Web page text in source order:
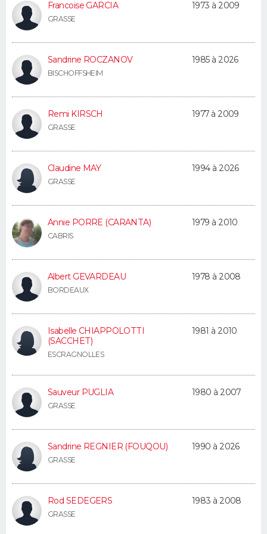
FORUM
Bricolage
Lifestyle
Culture
Sport
Auto
Television
Voyage
Cinema
Francoise GARCIA
GRASSE
1973 à 2009
Sandrine ROCZANOV
BISCHOFFSHEIM
1985 à 2026
Remi KIRSCH
GRASSE
1977 à 2009
Claudine MAY
GRASSE
1994 à 2026
Annie PORRE (CARANTA)
CABRIS
1979 à 2010
Albert GEVARDEAU
BORDEAUX
1978 à 2008
Isabelle CHIAPPOLOTTI
(SACCHET)
ESCRAGNOLLES
1981 à 2010
Sauveur PUGLIA
GRASSE
1980 à 2007
Sandrine REGNIER (FOUQOU)
GRASSE
1990 à 2026
Rod SEDEGERS
GRASSE
1983 à 2008